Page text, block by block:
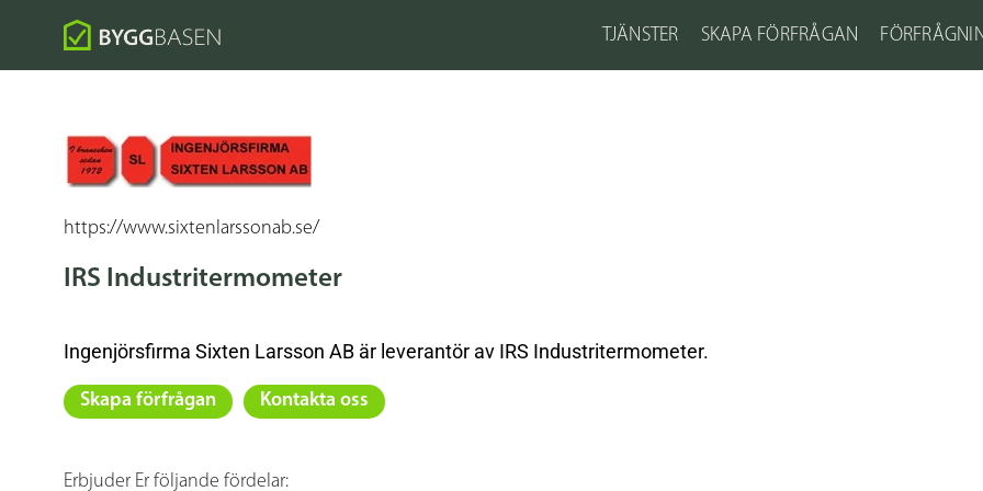
TJÄNSTER SKAPA FÖRFRÅGAN
https://www.sixtenlarssonab.se/
IRS Industritermometer
Ingenjörsfirma Sixten Larsson AB är leverantör av IRS Industritermometer.
Skapa förfrågan Kontakta oss
Erbjuder Er följande fördelar: